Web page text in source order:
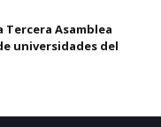
Tercera Asamblea
universidades del